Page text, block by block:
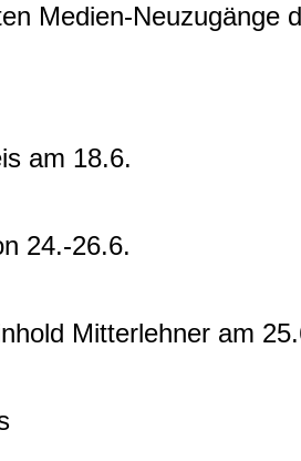
Medien-Neuzugänge
am 18.6.
24.-26.6.
Mitterlehner am